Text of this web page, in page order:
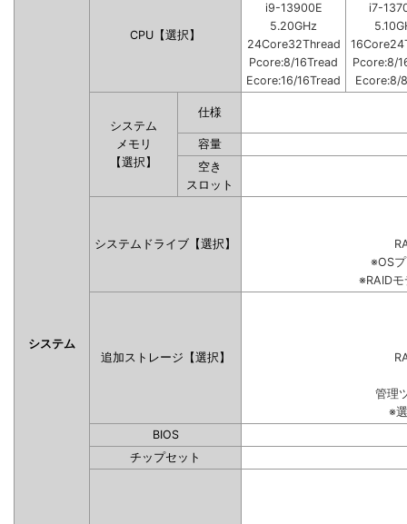
システム
CPU【選択】
i9-13900E
5.20GHz
24Core32Thread
Pcore:8/16Tread
Ecore:16/16Tread
i7-
Pcore:8/
Ecore:8/
システム
メモリ
【選択】
仕様
容量
空き
スロット
システムドライブ【選択】
※OS
※RAID
追加ストレージ【選択】
管理
※
BIOS
チップセット